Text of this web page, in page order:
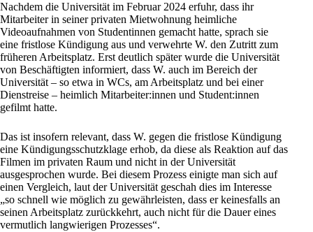
Nachdem die Universität im Februar 2024 erfuhr, dass ihr
Mitarbeiter in seiner privaten Mietwohnung heimliche
Videoaufnahmen von Studentinnen gemacht hatte, sprach sie
eine fristlose Kündigung aus und verwehrte W. den Zutritt zum
früheren Arbeitsplatz. Erst deutlich später wurde die Universität
von Beschäftigten informiert, dass W. auch im Bereich der
Universität – so etwa in WCs, am Arbeitsplatz und bei einer
Dienstreise – heimlich Mitarbeiter:innen und Student:innen
gefilmt hatte.
Das ist insofern relevant, dass W. gegen die fristlose Kündigung
eine Kündigungsschutzklage erhob, da diese als Reaktion auf das
Filmen im privaten Raum und nicht in der Universität
ausgesprochen wurde. Bei diesem Prozess einigte man sich auf
einen Vergleich, laut der Universität geschah dies im Interesse
„so schnell wie möglich zu gewährleisten, dass er keinesfalls an
seinen Arbeitsplatz zurückkehrt, auch nicht für die Dauer eines
vermutlich langwierigen Prozesses“.